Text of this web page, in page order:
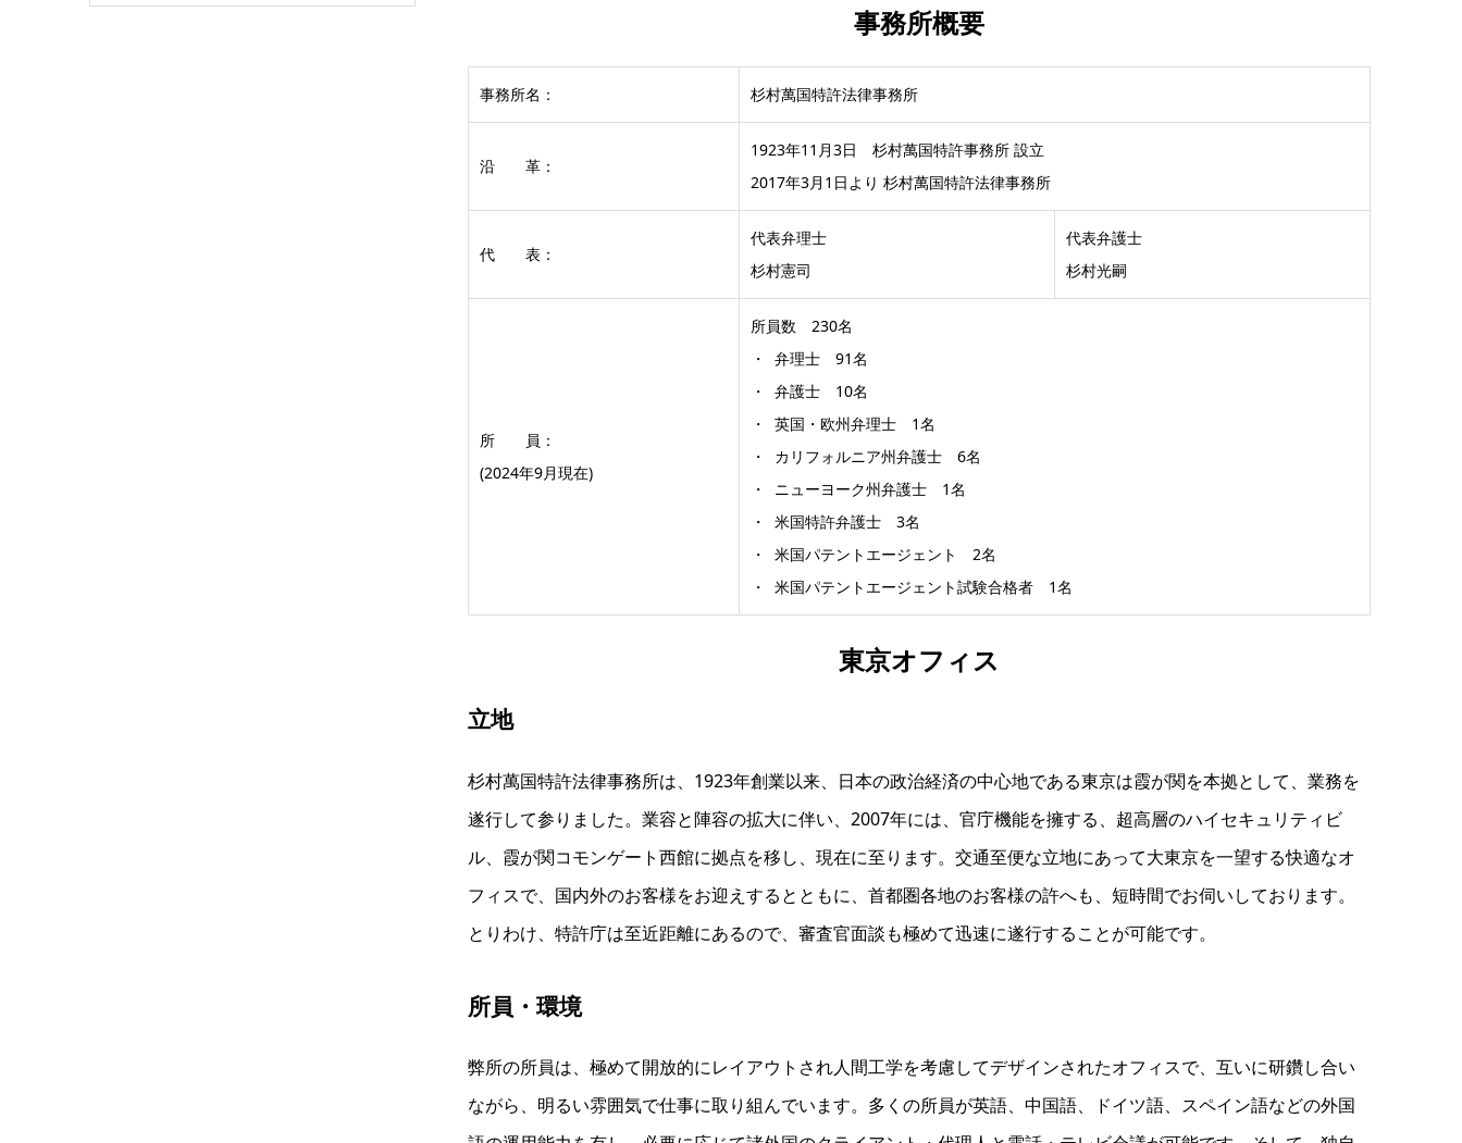
事務所概要
事務所名： 杉村萬国特許法律事務所
沿 革：
1923年11月3日 杉村萬国特許事務所 設立
2017年3月1日より 杉村萬国特許法律事務所
代 表：
代表弁理士
杉村憲司
代表弁護士
杉村光嗣
所 員：
(2024年9月現在)
所員数 230名
・ 弁理士 91名
・ 弁護士 10名
・ 英国・欧州弁理士 1名
・ カリフォルニア州弁護士 6名
・ ニューヨーク州弁護士 1名
・ 米国特許弁護士 3名
・ 米国パテントエージェント 2名
・ 米国パテントエージェント試験合格者 1名
東京オフィス
立地
杉村萬国特許法律事務所は、1923年創業以来、日本の政治経済の中心地である東京は霞が関を本拠として、業務を
遂行して参りました。業容と陣容の拡大に伴い、2007年には、官庁機能を擁する、超高層のハイセキュリティビ
ル、霞が関コモンゲート西館に拠点を移し、現在に至ります。交通至便な立地にあって大東京を一望する快適なオ
フィスで、国内外のお客様をお迎えするとともに、首都圏各地のお客様の許へも、短時間でお伺いしております。
とりわけ、特許庁は至近距離にあるので、審査官面談も極めて迅速に遂行することが可能です。
所員・環境
弊所の所員は、極めて開放的にレイアウトされ人間工学を考慮してデザインされたオフィスで、互いに研鑽し合い
ながら、明るい雰囲気で仕事に取り組んでいます。多くの所員が英語、中国語、ドイツ語、スペイン語などの外国